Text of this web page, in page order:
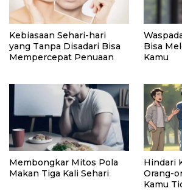
Kebiasaan Sehari-hari
yang Tanpa Disadari Bisa
Mempercepat Penuaan
Bisa
Kamu
Membongkar Mitos Pola
Makan Tiga Kali Sehari
Hindari
Orang-
Kamu